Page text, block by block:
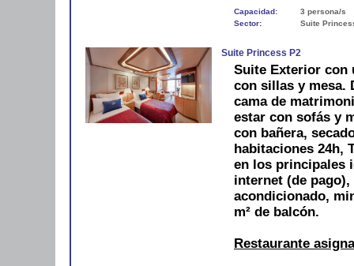
Capacidad:
3 persona/s
Sector:
Suite
Suite Princess P2
Suite Exterior con
con sillas y mesa.
cama de
estar con sofás y
con bañera,
habitaciones 24h,
en los principales
internet (de
acondicionado,
m² de balcón.
Restaurante